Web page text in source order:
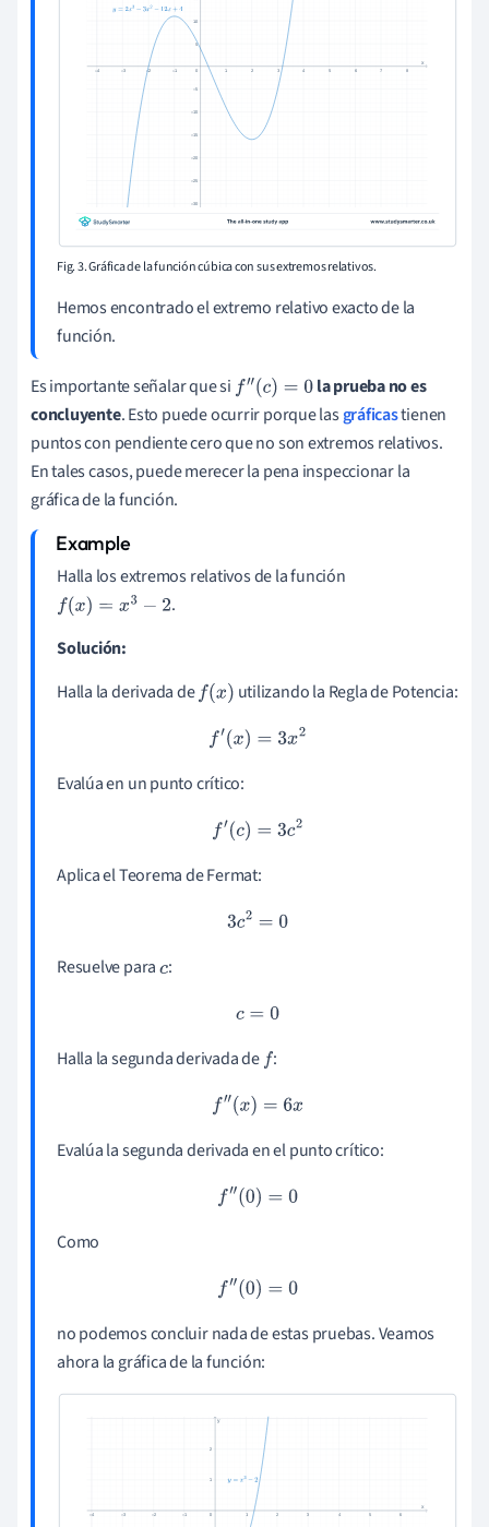
Fig. 3. Gráfica de la función cúbica con sus extremos relativos.
Hemos encontrado el extremo relativo exacto de la
función.
Es importante señalar que si f″(c)=0
la prueba no es
concluyente. Esto puede ocurrir porque lasgráficastienen
puntos con pendiente cero que no son extremos relativos.
En tales casos, puede merecer la pena inspeccionar la
gráfica de la función.
Halla los extremos relativos de la función
f(x)=x 3− 2
.
Solución:
Halla la derivada def(x)
utilizando la Regla de Potencia:
f′(x) =3x2
Evalúa en un punto crítico:
f′(c) =3 c2
Aplica el Teorema de Fermat:
3c 2=0
Resuelve parac:
c=0
Halla la segunda derivada def :
f″(x) =6 x
Evalúa la segunda derivada en el punto crítico:
f″(0) =0
Como
f″(0) =0
no podemos concluir nada de estas pruebas. Veamos
ahora la gráfica de la función: